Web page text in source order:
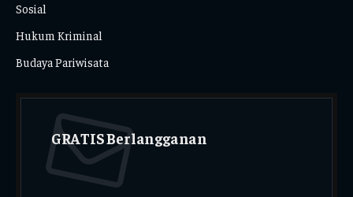
Sosial
Hukum Kriminal
Budaya Pariwisata
GRATIS Berlangganan